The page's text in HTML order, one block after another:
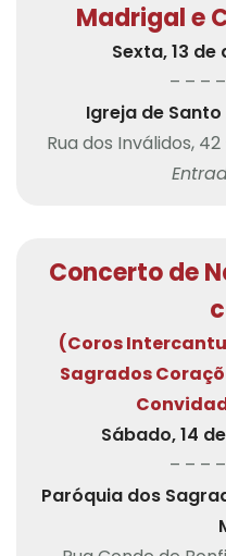
Madrigal e
Sexta, 13 de
– – –
Igreja de
Rua dos Inválidos,
Concerto de
(Coros
Sagrados
Sábado, 14
– – –
Paróquia dos